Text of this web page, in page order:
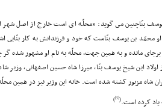
بنّاچنین مى گوید: «محلّه اى است خارج از اصل شهر
محمّد بن یوسف بنّاست که خود و فرزندانش به کار بنّایى
برجاى مانده و به همین جهت، محلّه به نام او مشهور شده گر
این شیخ یوسف بنّا، میرزا شاه حسین اصفهانى، وزیر
شاه مزبور کشته شده است. خانه این وزیر نیز در همین
کرده است.(
[5]
)